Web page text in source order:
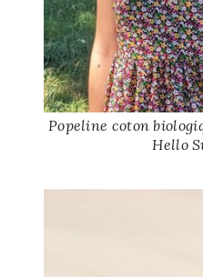
Popeline coton
Hello